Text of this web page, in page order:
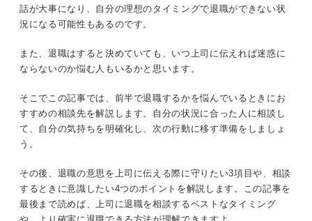
話が大事になり、自分の理想のタイミングで退職ができない状
況になる可能性もあるのです。
また、退職はすると決めていても、いつ上司に伝えれば迷惑に
ならないのか悩む人もいるかと思います。
そこでこの記事では、前半で退職するかを悩んでいるときにお
すすめの相談先を解説します。自分の状況に合った人に相談し
て、自分の気持ちを明確化し、次の行動に移す準備をしましょ
う。
その後、退職の意思を上司に伝える際に守りたい3項目や、相談
するときに意識したい4つのポイントを解説します。この記事を
最後まで読めば、上司に退職を相談するベストなタイミング
退職を決めたら上司に相談！ 退職の意思を伝える際に守
タイミング：上司の忙しくない時間
伝える手段：対面・電話・メール
伝える内容：退職希望時期と退職理由
円満に退職するために！ 上司に相談するときに意識した
い4つのポイント
①退職理由はポジティブな内容にする